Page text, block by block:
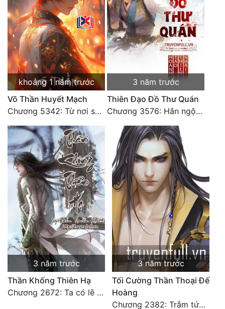
khoảng 1 năm trước
Võ Thần Huyết Mạch
Chương 5342: Từ nơi sâu xa tự có thiên ý, mới Thiên Đạo
3 năm trước
Thiên Đạo Đồ Thư Quán
Chương 3576: Hắn ngộ đến (2)
3 năm trước
Thần Khống Thiên Hạ
Chương 2672: Ta có lẽ còn chưa xem như vô địch! (1)
3 năm trước
Tối Cường Thần Thoại Đế
Hoàng
Chương 2382: Trẫm tức hết thảy (*Đại Kết Cục) (2)